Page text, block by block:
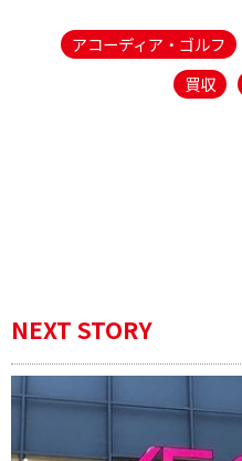
アコーディア・ゴルフ
買収
NEXT STORY